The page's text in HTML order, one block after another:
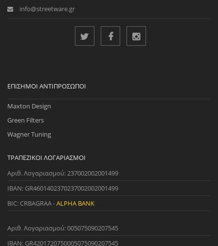
info@streetware.gr
ΕΠΊΣΗΜΟΙ ΑΝΤΙΠΡΌΣΩΠΟΙ
Maxton Design
Green Filters
Wagner Tuning
ΤΡΑΠΕΖΙΚΟΊ ΛΟΓΑΡΙΑΣΜΟΊ
Αριθ. Λογαριασμού: 237002002001499
IBAN: GR4601402370237002002001499
BIC: CRBAGRAA -ALPHA BANK
Αριθ. Λογαριασμού: 005075090207545
IBAN: GR4201720750005075090207545